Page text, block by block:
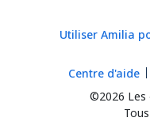
Utiliser Amilia
©2026 Les
Centre d'aide